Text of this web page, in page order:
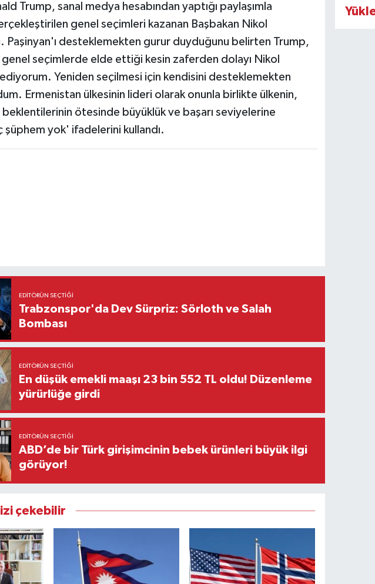
Trump, sanal medya hesabından yaptığı paylaşımla
genel seçimleri kazanan Başbakan Nikol
Paşinyan'ı desteklemekten gurur duyduğunu belirten Trump,
seçimlerde elde ettiği kesin zaferden dolayı Nikol
ediyorum. Yeniden seçilmesi için kendisini desteklemekten
Ermenistan ülkesinin lideri olarak onunla birlikte ülkenin,
beklentilerinin ötesinde büyüklük ve başarı seviyelerine
şüphem yok' ifadelerini kullandı.
EDITÖRÜN SEÇTIĞI
Trabzonspor'da Dev Sürpriz: Sörloth ve Salah
Bombası
EDITÖRÜN SEÇTIĞI
En düşük emekli maaşı 23 bin 552 TL oldu! Düzenleme
yürürlüğe girdi
EDITÖRÜN SEÇTIĞI
ABD’de bir Türk girişimcinin bebek ürünleri büyük ilgi
görüyor!
çekebilir